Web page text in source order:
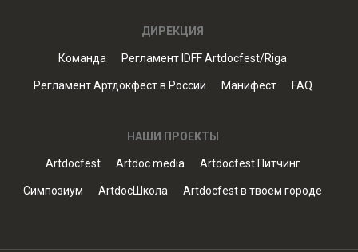
ДИРЕКЦИЯ
Команда Регламент IDFF Artdocfest/Riga
Регламент Артдокфест в России Манифест FAQ
НАШИ ПРОЕКТЫ
Artdocfest Artdoc.media Artdocfest Питчинг
Симпозиум ArtdocШкола Artdocfest в твоем городе